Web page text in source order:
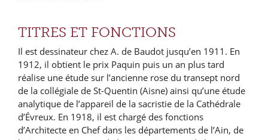
TITRES ET FONCTIONS
Il est dessinateur chez A. de Baudot jusqu’en 1911. En
1912, il obtient le prix Paquin puis un an plus tard
réalise une étude sur l’ancienne rose du transept nord
de la collégiale de St-Quentin (Aisne) ainsi qu’une étude
analytique de l’appareil de la sacristie de la Cathédrale
d’Évreux. En 1918, il est chargé des fonctions
d’Architecte en Chef dans les départements de l’Ain, de